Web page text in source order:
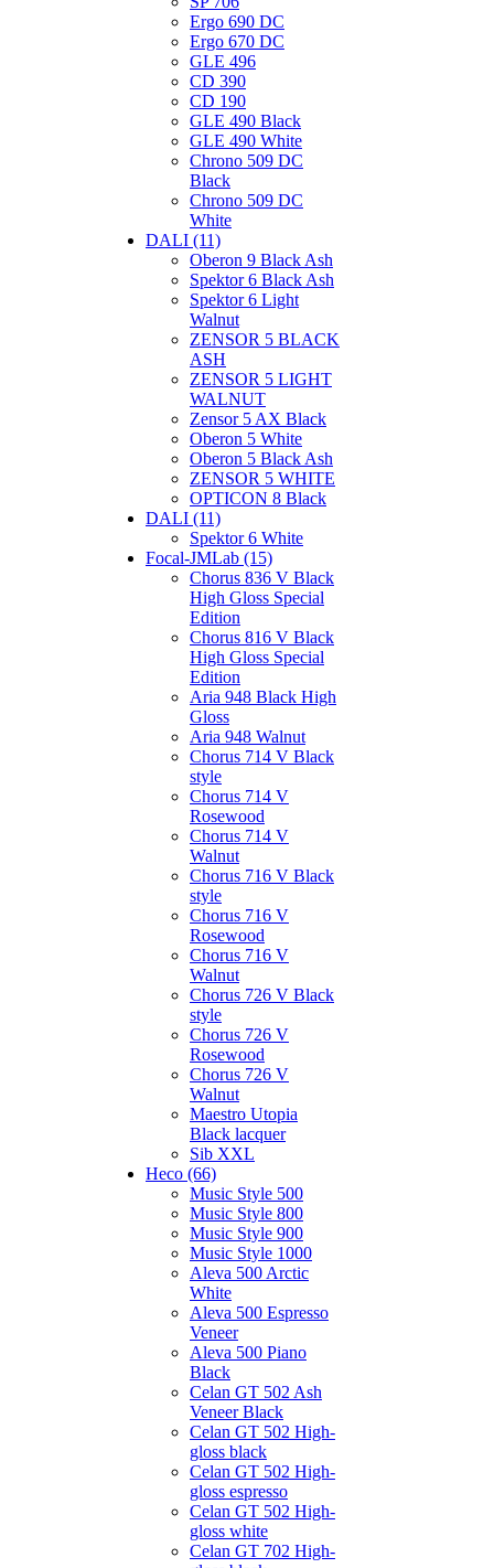
Ergo 690 DC
Ergo 670 DC
GLE 496
CD 390
CD 190
GLE 490 Black
GLE 490 White
Chrono 509 DC
Black
Chrono 509 DC
White
DALI (11)
Oberon 9 Black Ash
Spektor 6 Black Ash
Spektor 6 Light
Walnut
ZENSOR 5 BLACK
ASH
ZENSOR 5 LIGHT
WALNUT
Zensor 5 AX Black
Oberon 5 White
Oberon 5 Black Ash
ZENSOR 5 WHITE
OPTICON 8 Black
DALI (11)
Spektor 6 White
Focal-JMLab (15)
Chorus 836 V Black
High Gloss Special
Edition
Chorus 816 V Black
High Gloss Special
Edition
Aria 948 Black High
Gloss
Aria 948 Walnut
Chorus 714 V Black
style
Chorus 714 V
Rosewood
Chorus 714 V
Walnut
Chorus 716 V Black
style
Chorus 716 V
Rosewood
Chorus 716 V
Walnut
Chorus 726 V Black
style
Chorus 726 V
Rosewood
Chorus 726 V
Walnut
Maestro Utopia
Black lacquer
Sib XXL
Heco (66)
Music Style 500
Music Style 800
Music Style 900
Music Style 1000
Aleva 500 Arctic
White
Aleva 500 Espresso
Veneer
Aleva 500 Piano
Black
Celan GT 502 Ash
Veneer Black
Celan GT 502 High-
gloss black
Celan GT 502 High-
gloss espresso
Celan GT 502 High-
gloss white
Celan GT 702 High-